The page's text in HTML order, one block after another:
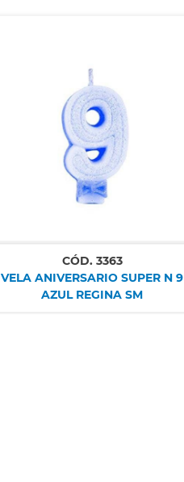
CÓD. 3363
VELA ANIVERSARIO SUPER N 9
AZUL REGINA SM